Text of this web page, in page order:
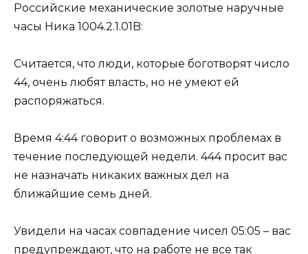
Российские механические золотые наручные
часы Ника 1004.2.1.01B:
Считается, что люди, которые боготворят число
44, очень любят власть, но не умеют ей
распоряжаться.
Время 4:44 говорит о возможных проблемах в
течение последующей недели. 444 просит вас
не назначать никаких важных дел на
ближайшие семь дней.
Увидели на часах совпадение чисел 05:05 – вас
предупреждают, что на работе не все так